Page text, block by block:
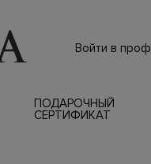
Войти в
ПОДАРОЧНЫЙ
СЕРТИФИКАТ